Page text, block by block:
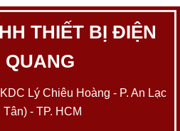
THIẾT BỊ ĐIỆN
QUANG
Lý Chiêu Hoàng - P. An Lạc
Tân) - TP. HCM